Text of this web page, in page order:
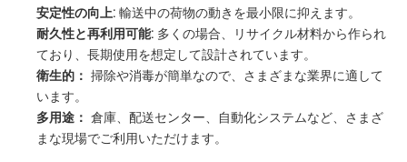
安定性の向上: 輸送中の荷物の動きを最小限に抑えます。
耐久性と再利用可能: 多くの場合、リサイクル材料から作られ
ており、長期使用を想定して設計されています。
衛生的： 掃除や消毒が簡単なので、さまざまな業界に適して
います。
多用途： 倉庫、配送センター、自動化システムなど、さまざ
まな現場でご利用いただけます。